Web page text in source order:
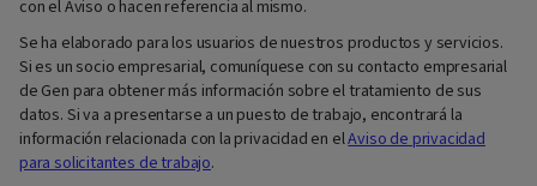
con el Aviso o hacen referencia al mismo.
Se ha elaborado para los usuarios de nuestros productos y servicios.
Si es un socio empresarial, comuníquese con su contacto empresarial
de Gen para obtener más información sobre el tratamiento de sus
datos. Si va a presentarse a un puesto de trabajo, encontrará la
información relacionada con la privacidad en elAviso de privacidad
para solicitantes de trabajo.